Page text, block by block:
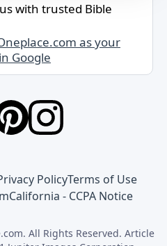
with trusted Bible
as your
Google
PolicyTerms of Use
California - CCPA Notice
All Rights Reserved. Article